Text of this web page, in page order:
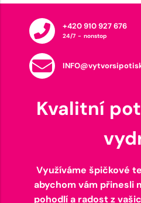
+420 910 927 676
24/7 - nonstop
Kvalitní
Využíváme špičkové
abychom vám přinesli
pohodlí a radost z